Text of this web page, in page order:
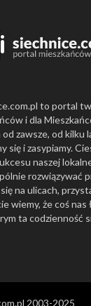
to portal
i dla
zawsze, od kilku
się i zasypiamy.
naszej
rozwiązywać
na ulicach,
wiemy, że coś nas
ta codzienność
2003-2025